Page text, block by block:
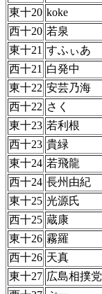
東十20 koke
西十20 若泉
東十21 すふぃあ
西十21 白発中
東十22 安芸乃海
西十22 さく
東十23 若利根
西十23 貴緑
東十24 若飛龍
西十24 長州由紀
東十25 光源氏
西十25 蔵康
東十26 霧羅
西十26 天真
東十27 広島相撲党